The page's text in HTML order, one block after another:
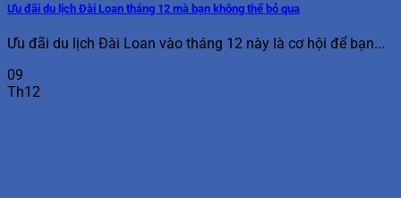
Ưu đãi du lịch Đài Loan tháng 12 mà bạn không thể bỏ qua
Ưu đãi du lịch Đài Loan vào tháng 12 này là cơ hội để bạn...
09
Th12